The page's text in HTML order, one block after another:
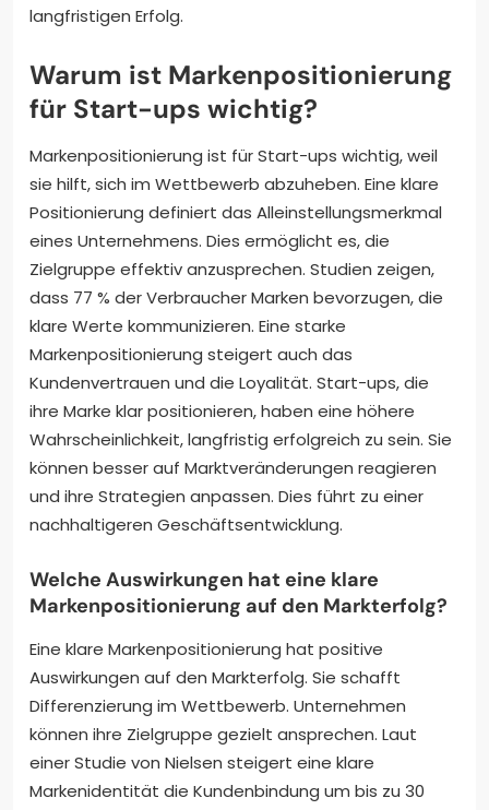
langfristigen Erfolg.
Warum ist Markenpositionierung
für Start-ups wichtig?
Markenpositionierung ist für Start-ups wichtig, weil
sie hilft, sich im Wettbewerb abzuheben. Eine klare
Positionierung definiert das Alleinstellungsmerkmal
eines Unternehmens. Dies ermöglicht es, die
Zielgruppe effektiv anzusprechen. Studien zeigen,
dass 77 % der Verbraucher Marken bevorzugen, die
klare Werte kommunizieren. Eine starke
Markenpositionierung steigert auch das
Kundenvertrauen und die Loyalität. Start-ups, die
ihre Marke klar positionieren, haben eine höhere
Wahrscheinlichkeit, langfristig erfolgreich zu sein. Sie
können besser auf Marktveränderungen reagieren
und ihre Strategien anpassen. Dies führt zu einer
nachhaltigeren Geschäftsentwicklung.
Welche Auswirkungen hat eine klare
Markenpositionierung auf den Markterfolg?
Eine klare Markenpositionierung hat positive
Auswirkungen auf den Markterfolg. Sie schafft
Differenzierung im Wettbewerb. Unternehmen
können ihre Zielgruppe gezielt ansprechen. Laut
einer Studie von Nielsen steigert eine klare
Markenidentität die Kundenbindung um bis zu 30